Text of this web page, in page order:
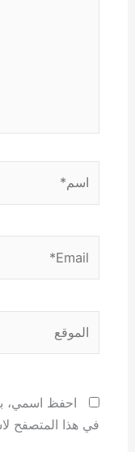
احفظ اسمي،
في هذا المتصفح